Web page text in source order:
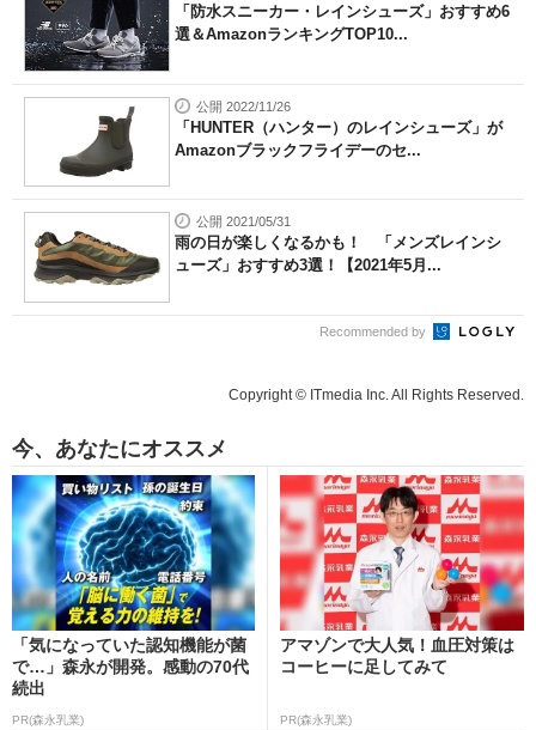
「防水スニーカー・レインシューズ」おすすめ6
選＆AmazonランキングTOP10...
公開 2022/11/26
「HUNTER（ハンター）のレインシューズ」が
Amazonブラックフライデーのセ...
公開 2021/05/31
雨の日が楽しくなるかも！ 「メンズレインシ
ューズ」おすすめ3選！【2021年5月...
Recommended by
Copyright © ITmedia Inc. All Rights Reserved.
今、あなたにオススメ
「気になっていた認知機能が菌
で…」森永が開発。感動の70代
続出
PR(森永乳業)
アマゾンで大人気！血圧対策は
コーヒーに足してみて
PR(森永乳業)